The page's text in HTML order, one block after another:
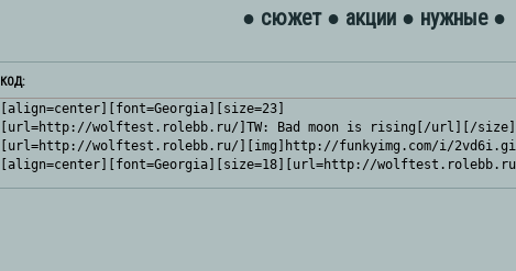
● сюжет ● акции ● нужные ●
КОД:
[align=center][font=Georgia][size=23]
[url=http://wolftest.rolebb.ru/]TW: Bad moon is rising[/url][/
[url=http://wolftest.rolebb.ru/][img]http://funkyimg.com/i/
[align=center][font=Georgia][size=18][url=http://